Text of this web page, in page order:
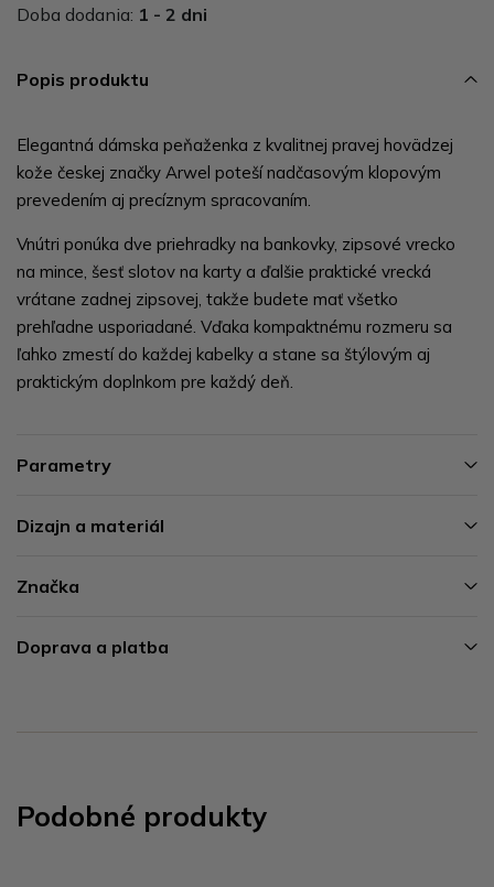
Doba dodania: 1 - 2 dni
Popis produktu
Elegantná dámska peňaženka z kvalitnej pravej hovädzej
kože českej značky Arwel poteší nadčasovým klopovým
prevedením aj precíznym spracovaním.
Vnútri ponúka dve priehradky na bankovky, zipsové vrecko
na mince, šesť slotov na karty a ďalšie praktické vrecká
vrátane zadnej zipsovej, takže budete mať všetko
prehľadne usporiadané. Vďaka kompaktnému rozmeru sa
ľahko zmestí do každej kabelky a stane sa štýlovým aj
praktickým doplnkom pre každý deň.
Parametry
Dizajn a materiál
Značka
Doprava a platba
Podobné produkty